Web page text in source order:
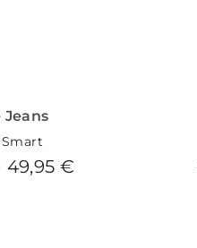
Jeans
49,95 €